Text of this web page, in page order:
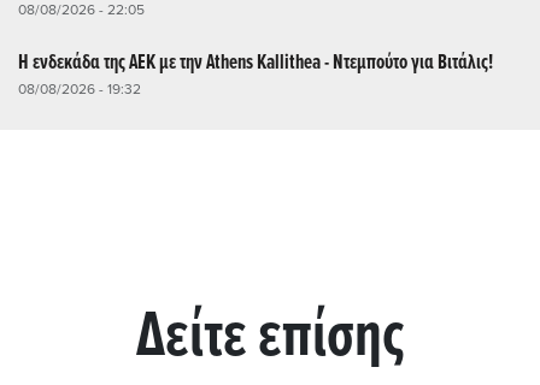
08/08/2026 - 22:05
Η ενδεκάδα της ΑΕΚ με την Athens Kallithea - Ντεμπούτο για Βιτάλις!
08/08/2026 - 19:32
Δείτε επίσης